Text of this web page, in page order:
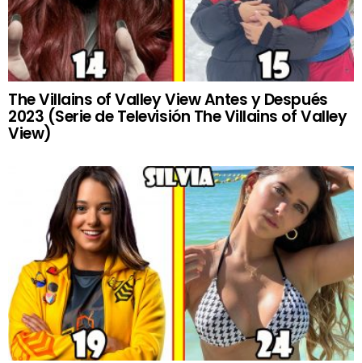
The Villains of Valley View Antes y Después
2023 (Serie de Televisión The Villains of Valley
View)